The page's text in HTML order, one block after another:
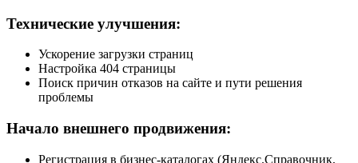
Технические улучшения:
Ускорение загрузки страниц
Настройка 404 страницы
Поиск причин отказов на сайте и пути решения
проблемы
Начало внешнего продвижения:
Регистрация в бизнес-каталогах (Яндекс.Справочник,